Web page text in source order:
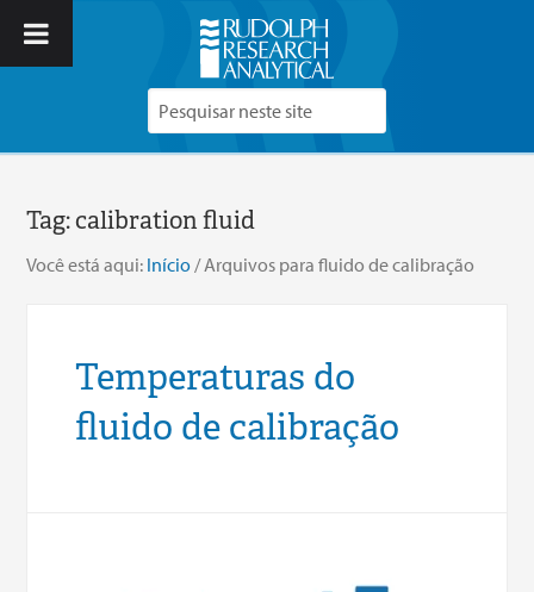
Tag:calibration fluid
Você está aqui: Início /Arquivos para fluido de calibração
Temperaturas do
fluido de calibração